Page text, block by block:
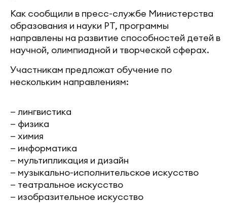
Как сообщили в пресс-службе Министерства
образования и науки РТ, программы
направлены на развитие способностей детей в
научной, олимпиадной и творческой сферах.
Участникам предложат обучение по
нескольким направлениям:
— лингвистика
— физика
— химия
— информатика
— мультипликация и дизайн
— музыкально-исполнительское искусство
— театральное искусство
— изобразительное искусство